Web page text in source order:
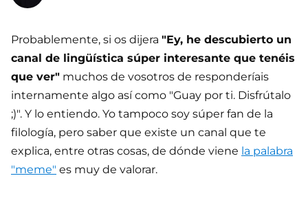
Probablemente, si os dijera "Ey, he descubierto un
canal de lingüística súper interesante que tenéis
que ver" muchos de vosotros de responderíais
internamente algo así como "Guay por ti. Disfrútalo
;)". Y lo entiendo. Yo tampoco soy súper fan de la
filología, pero saber que existe un canal que te
explica, entre otras cosas, de dónde viene la palabra
"meme" es muy de valorar.